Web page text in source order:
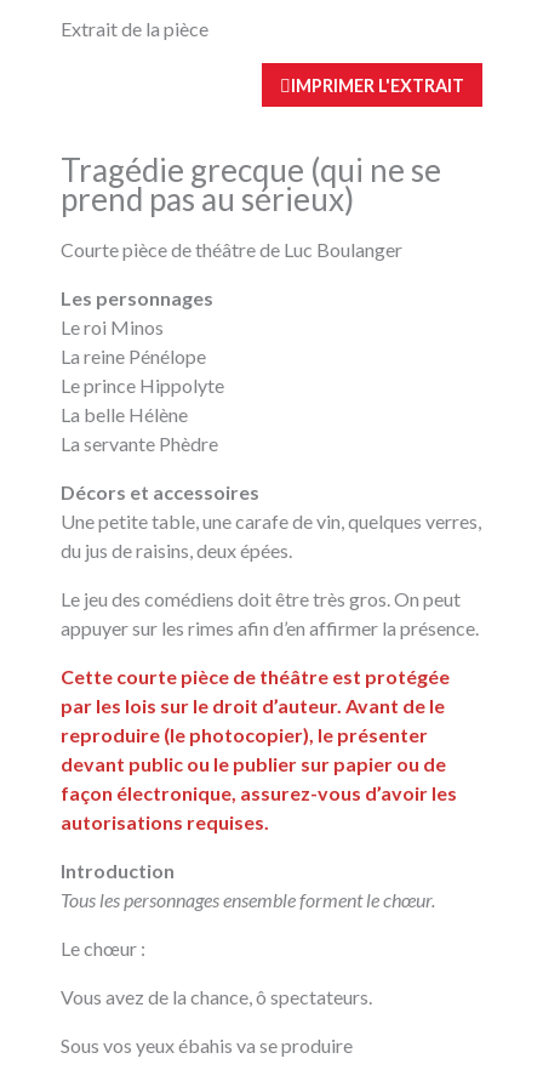
-
t
Extrait de la pièce
IMPRIMER L'EXTRAIT
Tragédie grecque (qui ne se
prend pas au sérieux)
Courte pièce de théâtre de Luc Boulanger
Les personnages
Le roi Minos
La reine Pénélope
Le prince Hippolyte
La belle Hélène
La servante Phèdre
Décors et accessoires
Une petite table, une carafe de vin, quelques verres,
du jus de raisins, deux épées.
Le jeu des comédiens doit être très gros. On peut
appuyer sur les rimes afin d’en affirmer la présence.
Cette courte pièce de théâtre est protégée
par les lois sur le droit d’auteur. Avant de le
reproduire (le photocopier), le présenter
devant public ou le publier sur papier ou de
façon électronique, assurez-vous d’avoir les
autorisations requises.
Introduction
Tous les personnages ensemble forment le chœur.
Le chœur :
Vous avez de la chance, ô spectateurs.
Sous vos yeux ébahis va se produire